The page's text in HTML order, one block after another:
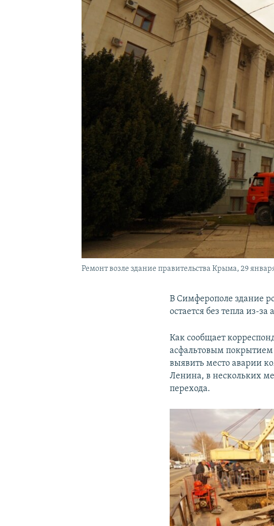
УКРАИНСКАЯ ПРОБЛЕМА КРЫМА
Ремонт возле здание правительства Крыма, 29
В Симферополе здание
остается без тепла из-за
Как сообщает
асфальтовым покрытием
выявить место аварии
Ленина, в нескольких
перехода.